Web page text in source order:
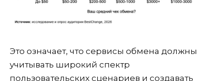
Это означает, что сервисы обмена должны
учитывать широкий спектр
пользовательских сценариев и создавать